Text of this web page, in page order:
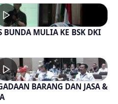
BUNDA MULIA KE BSK DKI
BARANG DAN JASA &